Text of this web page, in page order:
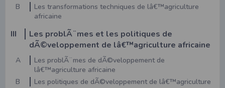
B
Les transformations techniques de lâ€™agriculture
africaine
III
Les problÃ¨mes et les politiques de
dÃ©veloppement de lâ€™agriculture africaine
A
Les problÃ¨mes de dÃ©veloppement de
lâ€™agriculture africaine
B
Les politiques de dÃ©veloppement de lâ€™agriculture